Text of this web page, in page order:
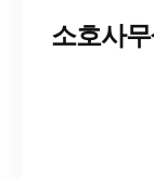
소호사